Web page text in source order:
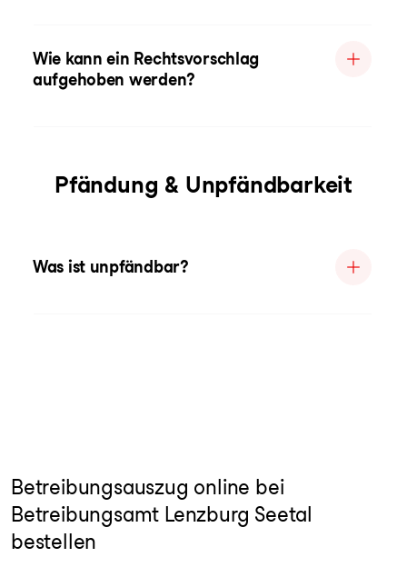
Wie kann ein Rechtsvorschlag
aufgehoben werden?
Pfändung & Unpfändbarkeit
Was ist unpfändbar?
Betreibungsauszug online bei
Betreibungsamt Lenzburg Seetal
bestellen